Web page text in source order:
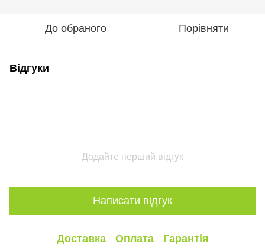
До обраного Порівняти
Відгуки
Додайте перший відгук
Написати відгук
Доставка Оплата Гарантія